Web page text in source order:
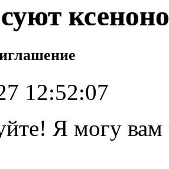
12:52:07
Я могу